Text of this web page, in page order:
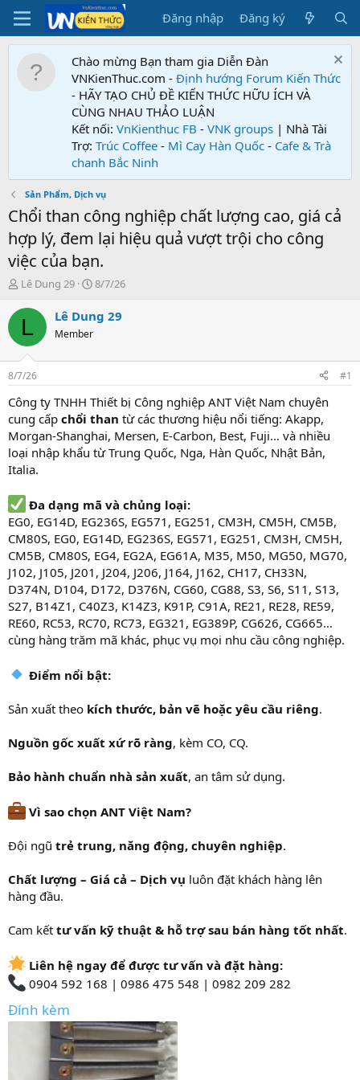
Đăng nhập Đăng ký
Chào mừng Bạn tham gia Diễn Đàn
VNKienThuc.com - Định hướng Forum Kiến Thức
- HÃY TẠO CHỦ ĐỀ KIẾN THỨC HỮU ÍCH VÀ
CÙNG NHAU THẢO LUẬN
Kết nối: VnKienthuc FB - VNK groups | Nhà Tài
Trợ: Trúc Coffee - Mì Cay Hàn Quốc - Cafe & Trà
chanh Bắc Ninh
Sản Phẩm, Dịch vụ
Chổi than công nghiệp chất lượng cao, giá cả
hợp lý, đem lại hiệu quả vượt trội cho công
việc của bạn.
T
r
d
s
t
a
t
e
r
Lê Dung 29
N
à
y
8/7/26
L Lê Dung 29
Member
8/7/26 #1
Công ty TNHH Thiết bị Công nghiệp ANT Việt Nam chuyên
cung cấp chổi than từ các thương hiệu nổi tiếng: Akapp,
Morgan-Shanghai, Mersen, E-Carbon, Best, Fuji… và nhiều
loại nhập khẩu từ Trung Quốc, Nga, Hàn Quốc, Nhật Bản,
Italia.
Đa dạng mã và chủng loại:
EG0, EG14D, EG236S, EG571, EG251, CM3H, CM5H, CM5B,
CM80S, EG0, EG14D, EG236S, EG571, EG251, CM3H, CM5H,
CM5B, CM80S, EG4, EG2A, EG61A, M35, M50, MG50, MG70,
J102, J105, J201, J204, J206, J164, J162, CH17, CH33N,
D374N, D104, D172, D376N, CG60, CG88, S3, S6, S11, S13,
S27, B14Z1, C40Z3, K14Z3, K91P, C91A, RE21, RE28, RE59,
RE60, RC53, RC70, RC73, EG321, EG389P, CG626, CG665…
cùng hàng trăm mã khác, phục vụ mọi nhu cầu công nghiệp.
Điểm nổi bật:
Sản xuất theo kích thước, bản vẽ hoặc yêu cầu riêng.
Nguồn gốc xuất xứ rõ ràng, kèm CO, CQ.
Bảo hành chuẩn nhà sản xuất, an tâm sử dụng.
Vì sao chọn ANT Việt Nam?
Đội ngũ trẻ trung, năng động, chuyên nghiệp.
Chất lượng – Giá cả – Dịch vụ luôn đặt khách hàng lên
hàng đầu.
Cam kết tư vấn kỹ thuật & hỗ trợ sau bán hàng tốt nhất.
Liên hệ ngay để được tư vấn và đặt hàng:
0904 592 168 | 0986 475 548 | 0982 209 282
Đính kèm